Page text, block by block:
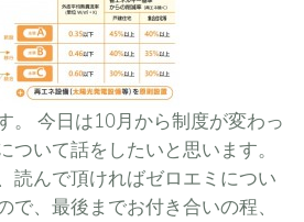
。 今日は10月から制度が変わっ
ついて話をしたいと思います。
読んで頂ければゼロエミについ
で、最後までお付き合いの程、